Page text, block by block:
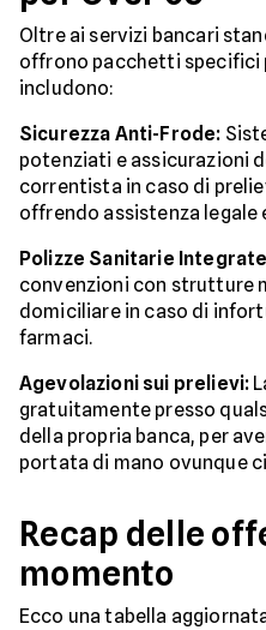
Oltre ai servizi bancari
offrono pacchetti specifici
includono:
Sicurezza Anti-Frode:
potenziati e assicurazioni
correntista in caso di
offrendo assistenza legale
Polizze Sanitarie
convenzioni con strutture
domiciliare in caso di
farmaci.
Agevolazioni sui prelievi:
gratuitamente presso
della propria banca, per
portata di mano ovunque
Recap delle
momento
Ecco una tabella